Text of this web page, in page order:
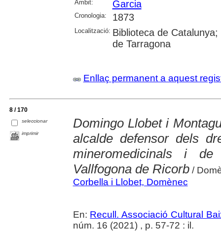
Àmbit: Garcia
Cronologia: 1873
Localització: Biblioteca de
de Tarragona
Enllaç permanent a aquest
8 / 170
seleccionar
imprimir
Domingo Llobet i
alcalde defensor dels
mineromedicinals i
Vallfogona de Ricorb/
Corbella i Llobet, Domènec
En: Recull. Associació Cultural
núm. 16 (2021) , p. 57-72 : il.